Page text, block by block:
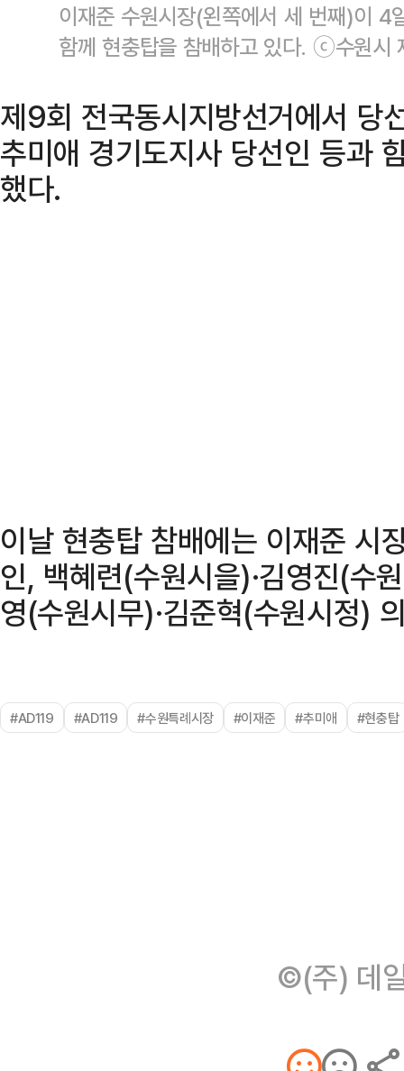
이재준 수원시장(왼쪽에서 세 번째)이 4
함께 현충탑을 참배하고 있다. ⓒ수원시
제9회 전국동시지방선거에서 당
추미애 경기도지사 당선인 등과
했다.
이날 현충탑 참배에는 이재준 시
인, 백혜련(수원시을)·김영진(수
영(수원시무)·김준혁(수원시정)
#AD119 #AD119 #수원특례시장 #이재준 #추미애 #현충탑
©(주) 데